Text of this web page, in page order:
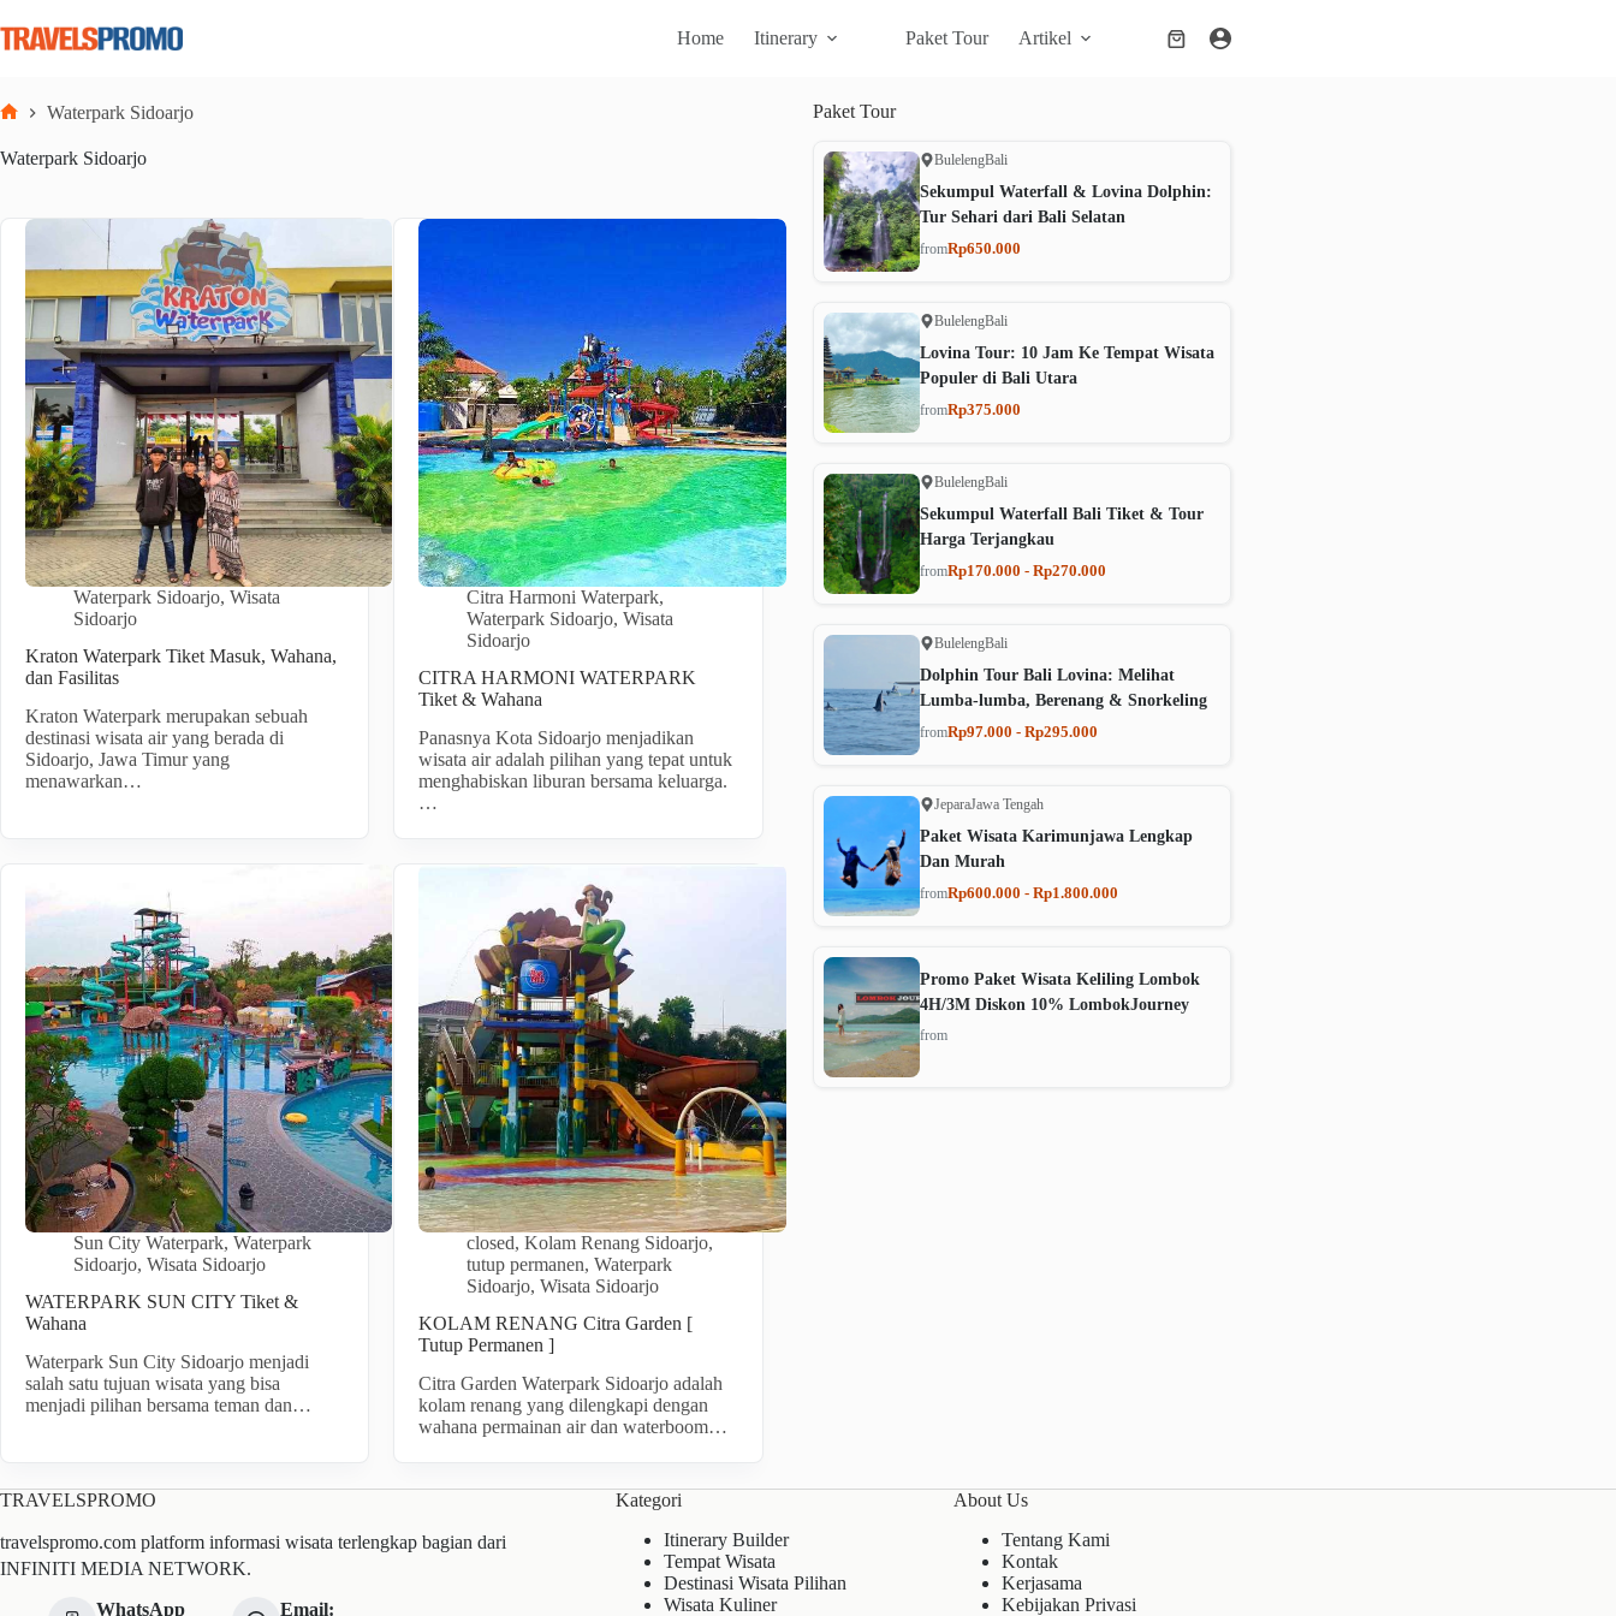
to
content
Home Itinerary Paket Tour Artikel
Shopping
Waterpark Sidoarjo
Waterpark Sidoarjo
Waterpark Sidoarjo, Wisata
Sidoarjo
Kraton Waterpark Tiket Masuk, Wahana,
dan Fasilitas
Kraton Waterpark merupakan sebuah
destinasi wisata air yang berada di
Sidoarjo, Jawa Timur yang
menawarkan…
Citra Harmoni Waterpark,
Waterpark Sidoarjo,Wisata
Sidoarjo
CITRA HARMONI WATERPARK
Tiket & Wahana
Panasnya Kota Sidoarjo menjadikan
wisata air adalah pilihan yang tepat untuk
menghabiskan liburan bersama keluarga.
…
Sun City Waterpark, Waterpark
Sidoarjo, Wisata Sidoarjo
WATERPARK SUN CITY Tiket &
Wahana
Waterpark Sun City Sidoarjo menjadi
salah satu tujuan wisata yang bisa
menjadi pilihan bersama teman dan…
closed,Kolam Renang Sidoarjo,
tutup permanen,Waterpark
Sidoarjo,Wisata Sidoarjo
KOLAM RENANG Citra Garden [
Tutup Permanen ]
Citra Garden Waterpark Sidoarjo adalah
kolam renang yang dilengkapi dengan
wahana permainan air dan waterboom…
Paket Tour
BulelengBali
Sekumpul Waterfall & Lovina Dolphin:
Tur Sehari dari Bali Selatan
fromRp650.000
BulelengBali
Lovina Tour: 10 Jam Ke Tempat Wisata
Populer di Bali Utara
fromRp375.000
BulelengBali
Sekumpul Waterfall Bali Tiket & Tour
Harga Terjangkau
fromRp170.000 - Rp270.000
BulelengBali
Dolphin Tour Bali Lovina: Melihat
Lumba-lumba, Berenang & Snorkeling
fromRp97.000 - Rp295.000
JeparaJawa Tengah
Paket Wisata Karimunjawa Lengkap
Dan Murah
fromRp600.000 - Rp1.800.000
Promo Paket Wisata Keliling Lombok
4H/3M Diskon 10% LombokJourney
from
TRAVELSPROMO
travelspromo.com platform informasi wisata terlengkap bagian dari
INFINITI MEDIA NETWORK.
WhatsApp Email:
Kategori
Itinerary Builder
Tempat Wisata
Destinasi Wisata Pilihan
Wisata Kuliner
About Us
Tentang Kami
Kontak
Kerjasama
Kebijakan Privasi